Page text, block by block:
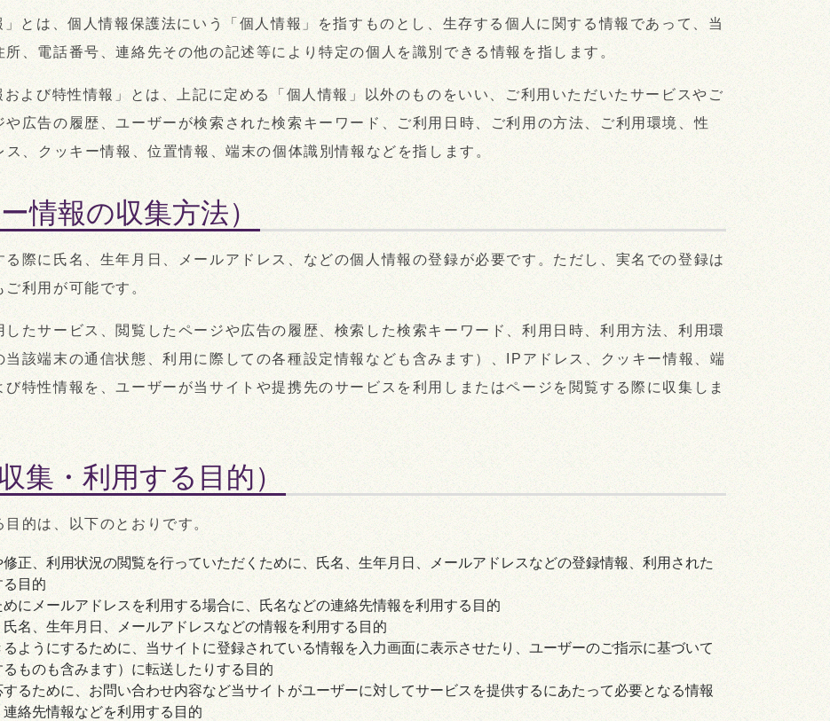
とは、個人情報保護法にいう「個人情報」を指すものとし、生存する個人に関する情報であって、当
、電話番号、連絡先その他の記述等により特定の個人を識別できる情報を指します。
よび特性情報」とは、上記に定める「個人情報」以外のものをいい、ご利用いただいたサービスやご
広告の履歴、ユーザーが検索された検索キーワード、ご利用日時、ご利用の方法、ご利用環境、性
、クッキー情報、位置情報、端末の個体識別情報などを指します。
情報の収集方法）
際に氏名、生年月日、メールアドレス、などの個人情報の登録が必要です。ただし、実名での登録は
利用が可能です。
たサービス、閲覧したページや広告の履歴、検索した検索キーワード、利用日時、利用方法、利用環
該端末の通信状態、利用に際しての各種設定情報なども含みます）、IPアドレス、クッキー情報、端
特性情報を、ユーザーが当サイトや提携先のサービスを利用しまたはページを閲覧する際に収集しま
集・利用する目的）
的は、以下のとおりです。
正、利用状況の閲覧を行っていただくために、氏名、生年月日、メールアドレスなどの登録情報、利用された
目的
にメールアドレスを利用する場合に、氏名などの連絡先情報を利用する目的
名、生年月日、メールアドレスなどの情報を利用する目的
ようにするために、当サイトに登録されている情報を入力画面に表示させたり、ユーザーのご指示に基づいて
ものも含みます）に転送したりする目的
るために、お問い合わせ内容など当サイトがユーザーに対してサービスを提供するにあたって必要となる情報
絡先情報などを利用する目的